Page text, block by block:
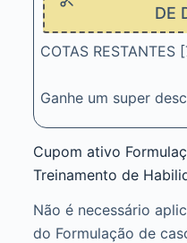
DE
COTAS
Ganhe um super
Cupom ativo
Treinamento de
Não é necessário
do Formulação de